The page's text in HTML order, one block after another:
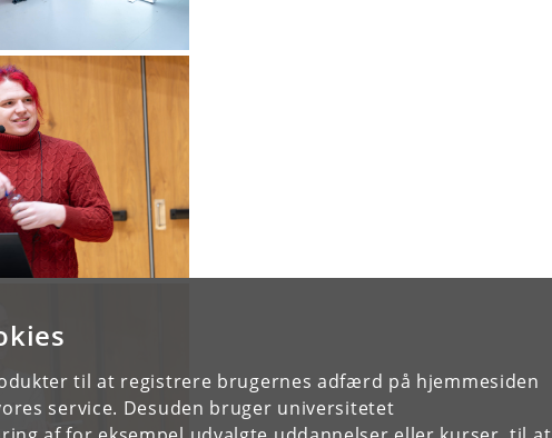
til at registrere brugernes adfærd på hjemmesiden
service. Desuden bruger universitetet